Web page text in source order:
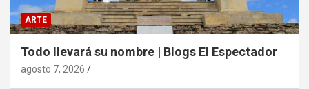
ARTE
Todo llevará su nombre | Blogs El Espectador
agosto 7, 2026